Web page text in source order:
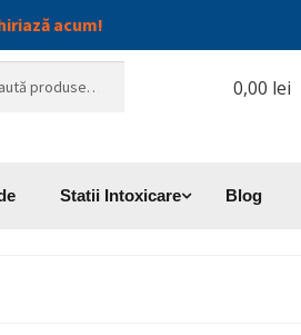
acum!
0,00 lei
Statii Intoxicare Blog